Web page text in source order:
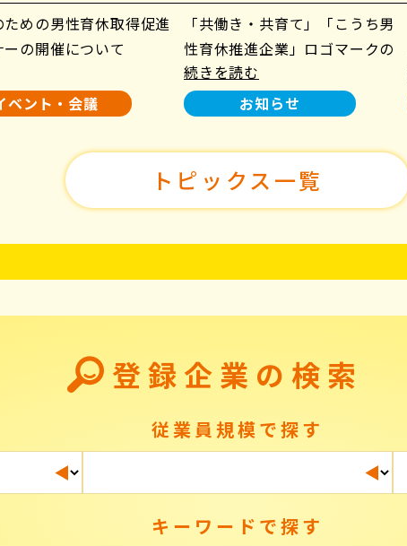
めの男性育休取得促進
ーの開催について
ベント・会議
「共働き・共育て」「こうち男
性育休推進企業」ロゴマークの
使用について
続きを読む
お知らせ
トピックス一覧
登録企業の検索
従業員規模で探す
キーワードで探す